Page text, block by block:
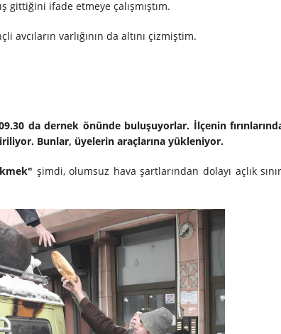
gittiğini ifade etmeye çalışmıştım.
avcıların varlığının da altını çizmiştim.
da dernek önünde buluşuyorlar. İlçenin
Bunlar, üyelerin araçlarına yükleniyor.
şimdi, olumsuz hava şartlarından dolayı açlık